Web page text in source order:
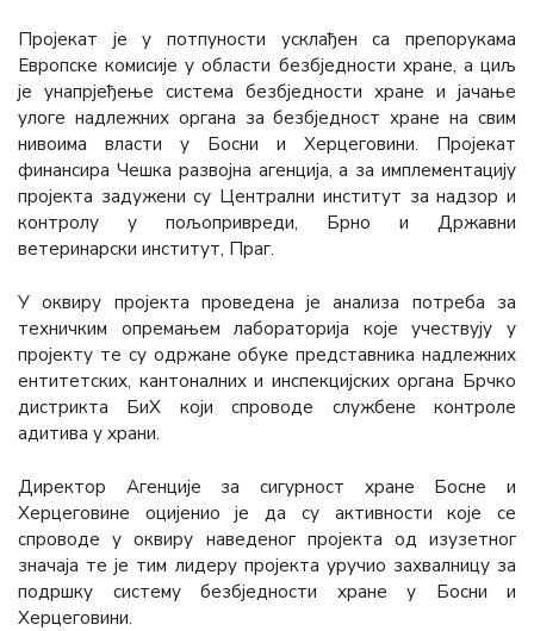
Пројекат је у потпуности усклађен са препорукама
Европске комисије у области безбједности хране, а циљ
је унапрјеђење система безбједности хране и јачање
улоге надлежних органа за безбједност хране на свим
нивоима власти у Босни и Херцеговини. Пројекат
финансира Чешка развојна агенција, а за имплементацију
пројекта задужени су Централни институт за надзор и
контролу у пољопривреди, Брно и Државни
ветеринарски институт, Праг.
У оквиру пројекта проведена је анализа потреба за
техничким опремањем лабораторија које учествују у
пројекту те су одржане обуке представника надлежних
ентитетских, кантоналних и инспекцијских органа Брчко
дистрикта БиХ који спроводе службене контроле
адитива у храни.
Директор Агенције за сигурност хране Босне и
Херцеговине оцијенио је да су активности које се
спроводе у оквиру наведеног пројекта од изузетног
значаја те је тим лидеру пројекта уручио захвалницу за
подршку систему безбједности хране у Босни и
Херцеговини.